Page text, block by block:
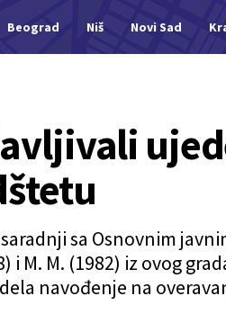
Beograd Niš Novi Sad
sa Osnovnim
i M. M. (1982) iz ovog
navođenje na